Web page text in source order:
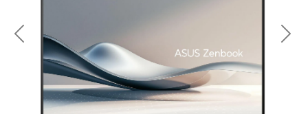
<< Предишна